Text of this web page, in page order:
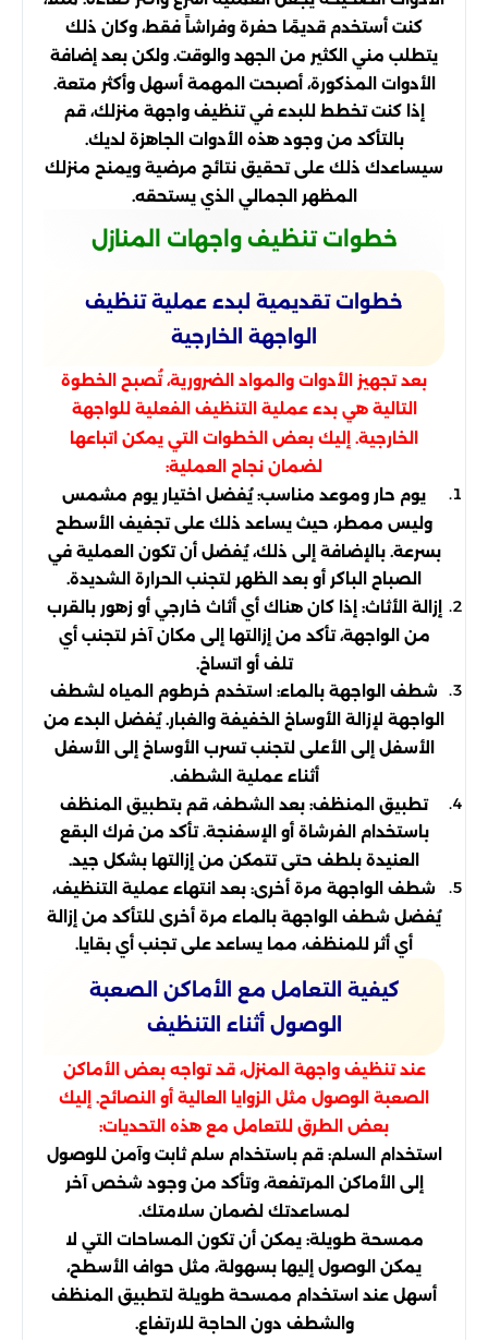
كنت أستخدم قديمًا حفرة وفراشاً فقط، وكان ذلك
يتطلب مني الكثير من الجهد والوقت. ولكن بعد إضافة
الأدوات المذكورة، أصبحت المهمة أسهل وأكثر متعة.
إذا كنت تخطط للبدء في تنظيف واجهة منزلك، قم
بالتأكد من وجود هذه الأدوات الجاهزة لديك.
سيساعدك ذلك على تحقيق نتائج مرضية ويمنح منزلك
المظهر الجمالي الذي يستحقه.
خطوات تنظيف واجهات المنازل
خطوات تقديمية لبدء عملية تنظيف
الواجهة الخارجية
بعد تجهيز الأدوات والمواد الضرورية، تُصبح الخطوة
التالية هي بدء عملية التنظيف الفعلية للواجهة
الخارجية. إليك بعض الخطوات التي يمكن اتباعها
لضمان نجاح العملية:
يوم حار وموعد مناسب: يُفضل اختيار يوم مشمس
وليس ممطر، حيث يساعد ذلك على تجفيف الأسطح
بسرعة. بالإضافة إلى ذلك، يُفضل أن تكون العملية في
الصباح الباكر أو بعد الظهر لتجنب الحرارة الشديدة.
إزالة الأثاث: إذا كان هناك أي أثاث خارجي أو زهور بالقرب
من الواجهة، تأكد من إزالتها إلى مكان آخر لتجنب أي
تلف أو اتساخ.
شطف الواجهة بالماء: استخدم خرطوم المياه لشطف
الواجهة لإزالة الأوساخ الخفيفة والغبار. يُفضل البدء من
الأسفل إلى الأعلى لتجنب تسرب الأوساخ إلى الأسفل
أثناء عملية الشطف.
تطبيق المنظف: بعد الشطف، قم بتطبيق المنظف
باستخدام الفرشاة أو الإسفنجة. تأكد من فرك البقع
العنيدة بلطف حتى تتمكن من إزالتها بشكل جيد.
شطف الواجهة مرة أخرى: بعد انتهاء عملية التنظيف،
يُفضل شطف الواجهة بالماء مرة أخرى للتأكد من إزالة
أي أثر للمنظف، مما يساعد على تجنب أي بقايا.
كيفية التعامل مع الأماكن الصعبة
الوصول أثناء التنظيف
عند تنظيف واجهة المنزل، قد تواجه بعض الأماكن
الصعبة الوصول مثل الزوايا العالية أو النصائح. إليك
بعض الطرق للتعامل مع هذه التحديات:
استخدام السلم: قم باستخدام سلم ثابت وآمن للوصول
إلى الأماكن المرتفعة، وتأكد من وجود شخص آخر
لمساعدتك لضمان سلامتك.
ممسحة طويلة: يمكن أن تكون المساحات التي لا
يمكن الوصول إليها بسهولة، مثل حواف الأسطح،
أسهل عند استخدام ممسحة طويلة لتطبيق المنظف
والشطف دون الحاجة للارتفاع.